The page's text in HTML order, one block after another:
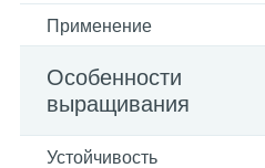
Применение
Особенности
выращивания
Устойчивость